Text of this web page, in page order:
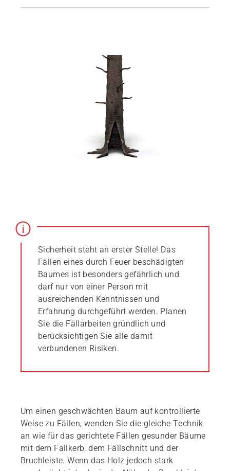
Sicherheit steht an erster Stelle! Das
Fällen eines durch Feuer beschädigten
Baumes ist besonders gefährlich und
darf nur von einer Person mit
ausreichenden Kenntnissen und
Erfahrung durchgeführt werden. Planen
Sie die Fällarbeiten gründlich und
berücksichtigen Sie alle damit
verbundenen Risiken.
Um einen geschwächten Baum auf kontrollierte
Weise zu Fällen, wenden Sie die gleiche Technik
an wie für das gerichtete Fällen gesunder Bäume
mit dem Fallkerb, dem Fällschnitt und der
Bruchleiste. Wenn das Holz jedoch stark